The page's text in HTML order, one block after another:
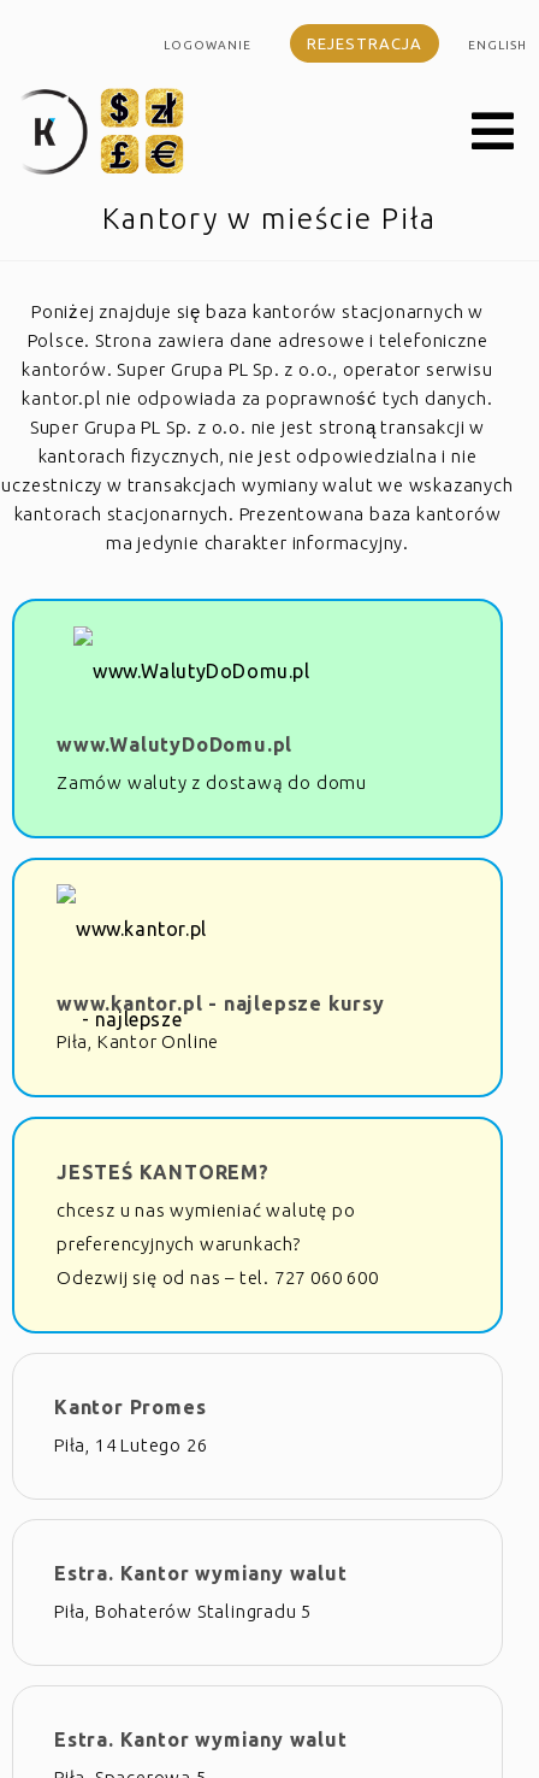
LOGOWANIE REJESTRACJA ENGLISH
Kantory w mieście Piła
Poniżej znajduje się baza kantorów stacjonarnych w
Polsce. Strona zawiera dane adresowe i telefoniczne
kantorów. Super Grupa PL Sp. z o.o., operator serwisu
kantor.pl nie odpowiada za poprawność tych danych.
Super Grupa PL Sp. z o.o. nie jest stroną transakcji w
kantorach fizycznych, nie jest odpowiedzialna i nie
uczestniczy w transakcjach wymiany walut we wskazanych
kantorach stacjonarnych. Prezentowana baza kantorów
ma jedynie charakter informacyjny.
www.WalutyDoDomu.pl
Zamów waluty z dostawą do domu
www.kantor.pl - najlepsze kursy
Piła, Kantor Online
JESTEŚ KANTOREM?
chcesz u nas wymieniać walutę po
preferencyjnych warunkach?
Odezwij się od nas – tel. 727 060 600
Kantor Promes
Piła, 14 Lutego 26
Estra. Kantor wymiany walut
Piła, Bohaterów Stalingradu 5
Estra. Kantor wymiany walut